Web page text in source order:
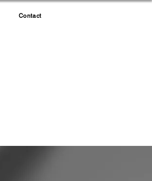
Contact